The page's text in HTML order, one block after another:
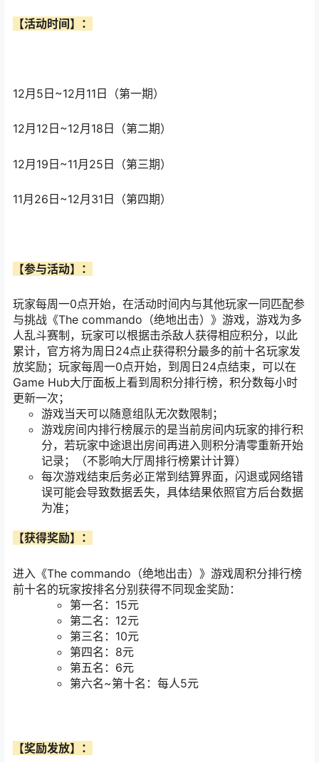
【活动时间】：
12月5日~12月11日（第一期）
12月12日~12月18日（第二期）
12月19日~11月25日（第三期）
11月26日~12月31日（第四期）
【参与活动】：
玩家每周一0点开始，在活动时间内与其他玩家一同匹配参
与挑战《The commando（绝地出击）》游戏，游戏为多
人乱斗赛制，玩家可以根据击杀敌人获得相应积分，以此
累计，官方将为周日24点止获得积分最多的前十名玩家发
放奖励；玩家每周一0点开始，到周日24点结束，可以在
Game Hub大厅面板上看到周积分排行榜，积分数每小时
更新一次；
游戏当天可以随意组队无次数限制；
游戏房间内排行榜展示的是当前房间内玩家的排行积
分，若玩家中途退出房间再进入则积分清零重新开始
记录；（不影响大厅周排行榜累计计算）
每次游戏结束后务必正常到结算界面，闪退或网络错
误可能会导致数据丢失，具体结果依照官方后台数据
为准；
【获得奖励】：
进入《The commando（绝地出击）》游戏周积分排行榜
前十名的玩家按排名分别获得不同现金奖励：
第一名：15元
第二名：12元
第三名：10元
第四名：8元
第五名：6元
第六名~第十名：每人5元
【奖励发放】：